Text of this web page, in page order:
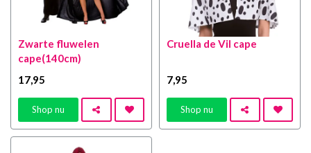
Zwarte fluwelen
cape(140cm)
17 ,95
Shop nu
Cruella de Vil cape
7 ,95
Shop nu